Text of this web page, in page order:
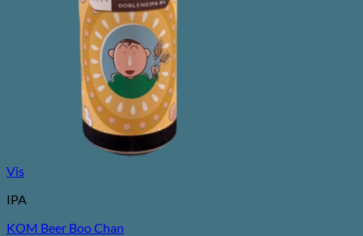
Vis
IPA
KOM Beer Boo Chan